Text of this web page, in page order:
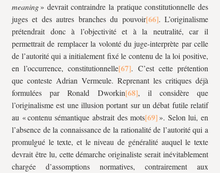
meaning» devrait contraindre la pratique constitutionnelle des
juges et des autres branches du pouvoir
. L’originalisme
prétendrait donc à l’objectivité et à la neutralité, car il
permettrait de remplacer la volonté du juge-interprète par celle
de l’autorité qui a initialement fixé le contenu de la loi positive,
en l’occurrence, constitutionnelle
. C’est cette prétention
que conteste Adrian Vermeule. Reprenant les critiques déjà
formulées par Ronald Dworkin
, il considère que
l’originalisme est une illusion portant sur un débat futile relatif
au « contenu sémantique abstrait des mots
». Selon lui, en
l’absence de la connaissance de la rationalité de l’autorité qui a
promulgué le texte, et le niveau de généralité auquel le texte
devrait être lu, cette démarche originaliste serait inévitablement
chargée d’assomptions normatives, contrairement aux